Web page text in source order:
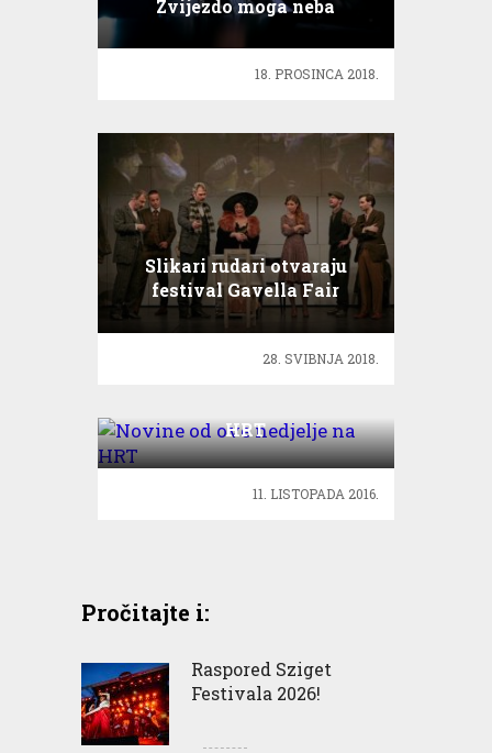
Zvijezdo moga neba
18. PROSINCA 2018.
Slikari rudari otvaraju
festival Gavella Fair
28. SVIBNJA 2018.
HRT
11. LISTOPADA 2016.
Pročitajte i:
Raspored Sziget
Festivala 2026!